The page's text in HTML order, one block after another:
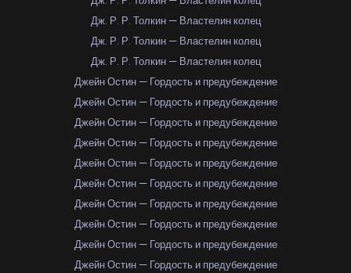
Дж. Р. Р. Толкин — Властелин колец
Дж. Р. Р. Толкин — Властелин колец
Дж. Р. Р. Толкин — Властелин колец
Джейн Остин — Гордость и предубеждение
Джейн Остин — Гордость и предубеждение
Джейн Остин — Гордость и предубеждение
Джейн Остин — Гордость и предубеждение
Джейн Остин — Гордость и предубеждение
Джейн Остин — Гордость и предубеждение
Джейн Остин — Гордость и предубеждение
Джейн Остин — Гордость и предубеждение
Джейн Остин — Гордость и предубеждение
Джейн Остин — Гордость и предубеждение